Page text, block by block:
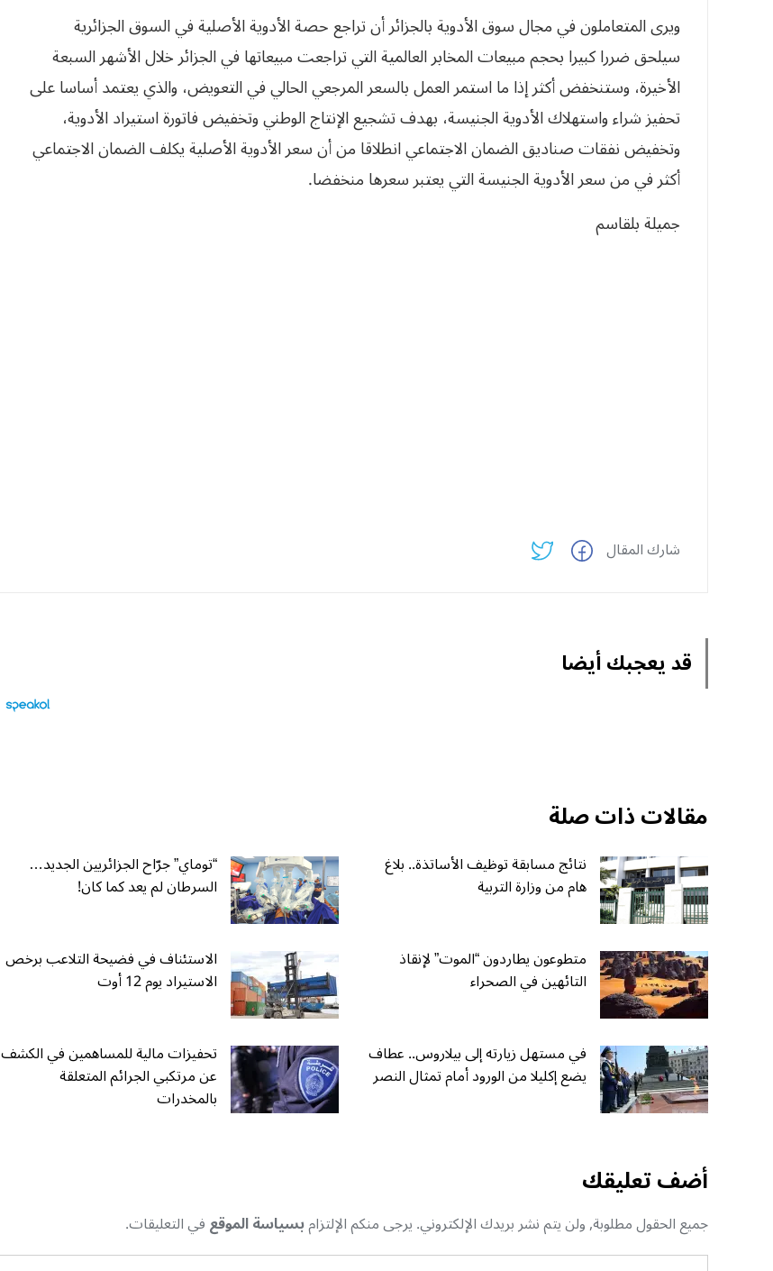
ويرى المتعاملون في مجال سوق الأدوية بالجزائر أن تراجع حصة الأدوية الأصلية في السوق الجزائرية
سيلحق ضررا كبيرا بحجم مبيعات المخابر العالمية التي تراجعت مبيعاتها في الجزائر خلال الأشهر السبعة
الأخيرة، وستنخفض أكثر إذا ما استمر العمل بالسعر المرجعي الحالي في التعويض، والذي يعتمد أساسا على
تحفيز شراء واستهلاك الأدوية الجنيسة، بهدف تشجيع الإنتاج الوطني وتخفيض فاتورة استيراد الأدوية،
وتخفيض نفقات صناديق الضمان الاجتماعي انطلاقا من أن سعر الأدوية الأصلية يكلف الضمان الاجتماعي
أكثر في من سعر الأدوية الجنيسة التي يعتبر‮ ‬سعرها‮ ‬منخفضا‮.‬
جميلة بلقاسم
شارك المقال
قد يعجبك أيضا
مقالات ذات صلة
نتائج مسابقة توظيف الأساتذة.. بلاغ
هام من وزارة التربية
“توماي” جرّاح الجزائريين الجديد…
السرطان لم يعد كما كان!
متطوعون يطاردون “الموت” لإنقاذ
التائهين في الصحراء
الاستئناف في فضيحة التلاعب برخص
الاستيراد يوم 12 أوت
في مستهل زيارته إلى بيلاروس.. عطاف
يضع إكليلا من الورود أمام تمثال النصر
تحفيزات مالية للمساهمين في الكشف
عن مرتكبي الجرائم المتعلقة
بالمخدرات
أضف تعليقك
جميع الحقول مطلوبة, ولن يتم نشر بريدك الإلكتروني. يرجى منكم الإلتزامبسياسة الموقعفي التعليقات.